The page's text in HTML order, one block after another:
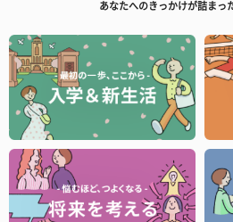
あなたへのきっかけが詰まっ